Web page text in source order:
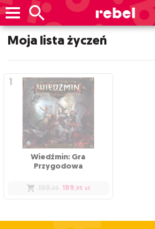
Moja lista życzeń
Wiedźmin: Gra
Przygodowa
189,95 zł